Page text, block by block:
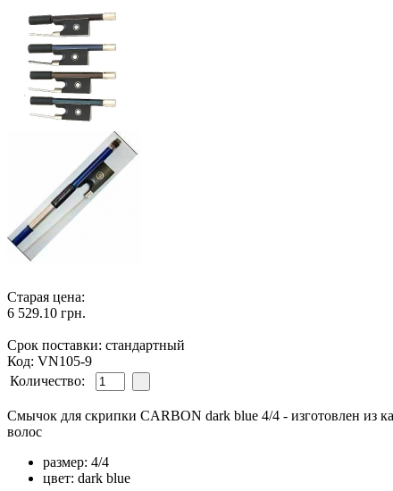
Старая цена:
6 529.10 грн.
Срок поставки: стандартный
Код: VN105-9
Количество:
Смычок для скрипки CARBON dark blue 4/4 - изготовлен из
волос
размер: 4/4
цвет: dark blue